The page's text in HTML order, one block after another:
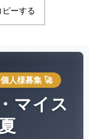
ーする
人様募集 🚀
マイス